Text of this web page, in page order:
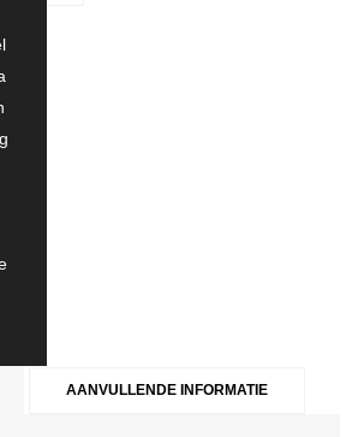
AANVULLENDE INFORMATIE